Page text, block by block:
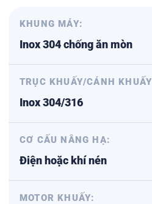
KHUNG MÁY:
Inox 304 chống ăn mòn
TRỤC KHUẤY/CÁNH KHUẤY
Inox 304/316
CƠ CẤU NÂNG HẠ:
Điện hoặc khí nén
MOTOR KHUẤY: